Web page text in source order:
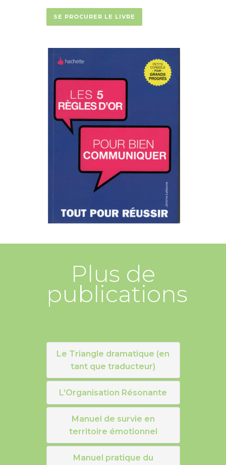
SE PROCURER LE LIVRE
Plus de
publications
Le Triangle dramatique (en
tant que traducteur)
L’Organisation Résonante
Manuel de survie en
territoire émotionnel
Manuel pratique du